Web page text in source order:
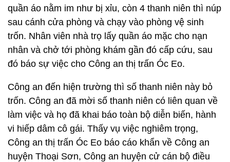
quần áo nằm im như bị xỉu, còn 4 thanh niên thì núp
sau cánh cửa phòng và chạy vào phòng vệ sinh
trốn. Nhân viên nhà trọ lấy quần áo mặc cho nạn
nhân và chở tới phòng khám gần đó cấp cứu, sau
đó báo sự việc cho Công an thị trấn Óc Eo.
Công an đến hiện trường thì số thanh niên này bỏ
trốn. Công an đã mời số thanh niên có liên quan về
làm việc và họ đã khai báo toàn bộ diễn biến, hành
vi hiếp dâm cô gái. Thấy vụ việc nghiêm trọng,
Công an thị trấn Óc Eo báo cáo khẩn về Công an
huyện Thoại Sơn, Công an huyện cử cán bộ điều